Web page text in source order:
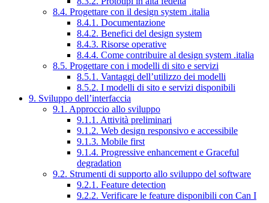
8.4. Progettare con il design system .italia
8.4.1. Documentazione
8.4.2. Benefici del design system
8.4.3. Risorse operative
8.4.4. Come contribuire al design system .italia
8.5. Progettare con i modelli di sito e servizi
8.5.1. Vantaggi dell’utilizzo dei modelli
8.5.2. I modelli di sito e servizi disponibili
9. Sviluppo dell’interfaccia
9.1. Approccio allo sviluppo
9.1.1. Attività preliminari
9.1.2. Web design responsivo e accessibile
9.1.3. Mobile first
9.1.4. Progressive enhancement e Graceful
degradation
9.2. Strumenti di supporto allo sviluppo del software
9.2.1. Feature detection
9.2.2. Verificare le feature disponibili con Can I